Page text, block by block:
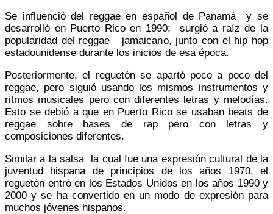
Se influenció del reggae en español de Panamá y se
desarrolló en Puerto Rico en 1990; surgió a raíz de la
popularidad del reggae jamaicano, junto con el hip hop
estadounidense durante los inicios de esa época.
Posteriormente, el reguetón se apartó poco a poco del
reggae, pero siguió usando los mismos instrumentos y
ritmos musicales pero con diferentes letras y melodías.
Esto se debió a que en Puerto Rico se usaban beats de
reggae sobre bases de rap pero con letras y
composiciones diferentes.
Similar a la salsa la cual fue una expresión cultural de la
juventud hispana de principios de los años 1970, el
reguetón entró en los Estados Unidos en los años 1990 y
2000 y se ha convertido en un modo de expresión para
muchos jóvenes hispanos.